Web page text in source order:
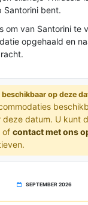
Santorini bent.
om van Santorini te
opgehaald en
op deze
deze datum. U kunt
of contact met ons
SEPTEMBER 2026